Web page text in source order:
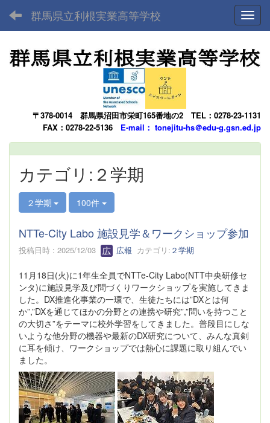
群馬県立利根実業高等学校
〒378-0014 群馬県沼田市栄町165番地の2 TEL：0278-23-1131
FAX：0278-22-5136 E-mail： tonejitu-hs＠edu-g.gsn.ed.jp
カテゴリ:２学期
２学期 100件
NTTe-City Labo 施設見学＆ワークショップ参加
投稿日時 : 2025/12/03 広報 カテゴリ: ２学期
11月18日(火)に1年生全員でNTTe-City Labo(NTT中央研修セ
ンタ)に施設見学及び問づくりワークショップを実施してきま
した。DX推進化事業の一環で、生徒たちには”DXとは何
か”,”DXを通じてほかの分野との連携や研究”,”問いを持つこと
の大切さ”をテーマに校外学習をしてきました。普段目にしな
いような他分野の機器や最新のDX研究について、みんな真剣
に耳を傾け、ワークショップでは熱心に課題に取り組んでい
ました。